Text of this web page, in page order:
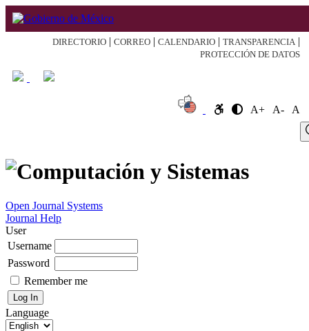
DIRECTORIO | CORREO | CALENDARIO | TRANSPARENCIA |
PROTECCIÓN DE DATOS
A+ A-
A
Open Journal Systems
Journal Help
User
Username
Password
Remember me
Language